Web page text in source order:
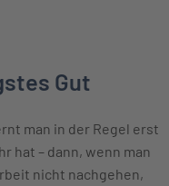
Gut
man in der Regel erst
hat – dann, wenn man
nicht nachgehen,